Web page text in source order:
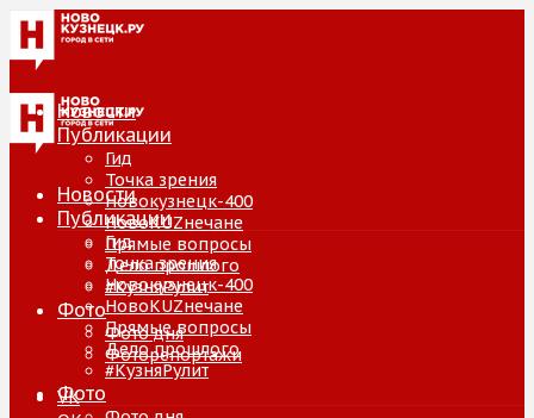
Новости
Публикации
Гид
Точка зрения
Новокузнецк-400
НовоKUZнечане
Прямые вопросы
Дело прошлого
#КузняРулит
Фото
Фото дня
Фоторепортажи
VK
Новости
Публикации
Гид
Точка зрения
Новокузнецк-400
НовоKUZнечане
Прямые вопросы
Дело прошлого
#КузняРулит
Фото